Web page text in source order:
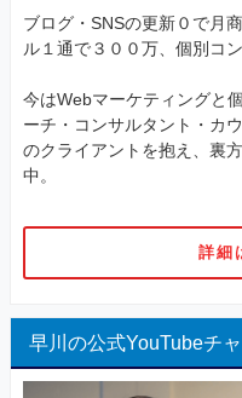
ブログ・SNSの更新０で月
ル１通で３００万、個別コ
今はWebマーケティングと
ーチ・コンサルタント・カ
のクライアントを抱え、裏
中。
詳細
早川の公式YouTubeチ